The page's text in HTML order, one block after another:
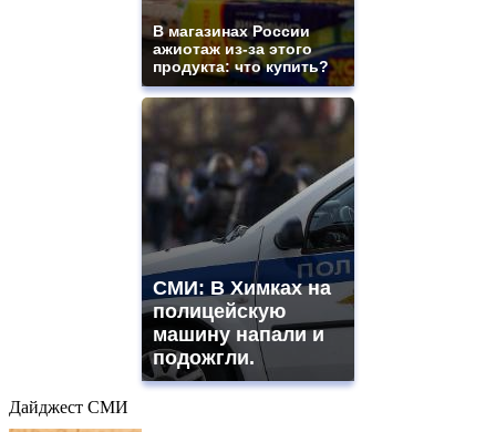
В магазинах России
ажиотаж из-за этого
продукта: что купить?
СМИ: В Химках на
полицейскую
машину напали и
подожгли.
Дайджест СМИ